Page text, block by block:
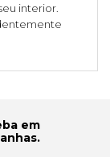
interior.
em